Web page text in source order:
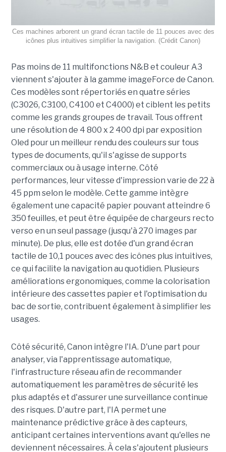
Ces machines arborent un grand écran tactile de 11 pouces avec des
icônes plus intuitives simplifier la navigation. (Crédit Canon)
Pas moins de 11 multifonctions N&B et couleur A3
viennent s'ajouter à la gamme imageForce de Canon.
Ces modèles sont répertoriés en quatre séries
(C3026, C3100, C4100 et C4000) et ciblent les petits
comme les grands groupes de travail. Tous offrent
une résolution de 4 800 x 2 400 dpi par exposition
Oled pour un meilleur rendu des couleurs sur tous
types de documents, qu'il s'agisse de supports
commerciaux ou à usage interne. Côté
performances, leur vitesse d'impression varie de 22 à
45 ppm selon le modèle. Cette gamme intègre
également une capacité papier pouvant atteindre 6
350 feuilles, et peut être équipée de chargeurs recto
verso en un seul passage (jusqu'à 270 images par
minute). De plus, elle est dotée d'un grand écran
tactile de 10,1 pouces avec des icônes plus intuitives,
ce qui facilite la navigation au quotidien. Plusieurs
améliorations ergonomiques, comme la colorisation
intérieure des cassettes papier et l'optimisation du
bac de sortie, contribuent également à simplifier les
usages.
Côté sécurité, Canon intègre l'IA. D'une part pour
analyser, via l'apprentissage automatique,
l'infrastructure réseau afin de recommander
automatiquement les paramètres de sécurité les
plus adaptés et d'assurer une surveillance continue
des risques. D'autre part, l'IA permet une
maintenance prédictive grâce à des capteurs,
anticipant certaines interventions avant qu'elles ne
deviennent nécessaires. À cela s'ajoutent plusieurs